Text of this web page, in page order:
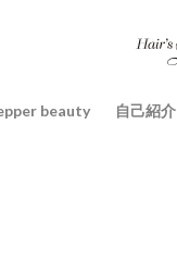
beauty 自己紹介